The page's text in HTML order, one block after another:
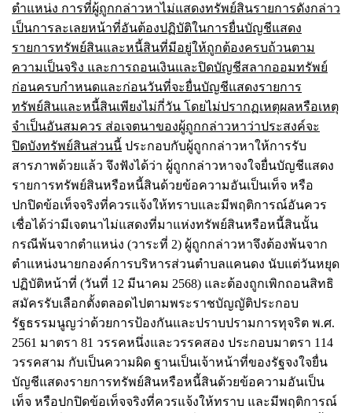
ตำแหน่ง การที่ผู้ถูกกล่าวหาไม่แสดงทรัพย์สินรายการดังกล่าว
เป็นการละเลยหน้าที่อันต้องปฏิบัติในการยื่นบัญชีแสดง
รายการทรัพย์สินและหนี้สินที่มีอยู่ให้ถูกต้องครบถ้วนตาม
ความเป็นจริง และการถอนเงินและปิดบัญชีสลากออมทรัพย์
ก่อนครบกำหนดและก่อนวันที่จะยื่นบัญชีแสดงรายการ
ทรัพย์สินและหนี้สินเพียงไม่กี่วัน โดยไม่ปรากฏเหตุผลหรือเหตุ
จำเป็นอันสมควร ส่อเจตนาของผู้ถูกกล่าวหาว่าประสงค์จะ
ปิดบังทรัพย์สินส่วนนี้ ประกอบกับผู้ถูกกล่าวหาให้การรับ
สารภาพด้วยแล้ว จึงฟังได้ว่า ผู้ถูกกล่าวหาจงใจยื่นบัญชีแสดง
รายการทรัพย์สินหรือหนี้สินด้วยข้อความอันเป็นเท็จ หรือ
ปกปิดข้อเท็จจริงที่ควรแจ้งให้ทราบและมีพฤติการณ์อันควร
เชื่อได้ว่ามีเจตนาไม่แสดงที่มาแห่งทรัพย์สินหรือหนี้สินนั้น
กรณีพ้นจากตำแหน่ง (วาระที่ 2) ผู้ถูกกล่าวหาจึงต้องพ้นจาก
ตำแหน่งนายกองค์การบริหารส่วนตำบลแคนดง นับแต่วันหยุด
ปฏิบัติหน้าที่ (วันที่ 12 มีนาคม 2568) และต้องถูกเพิกถอนสิทธิ
สมัครรับเลือกตั้งตลอดไปตามพระราชบัญญัติประกอบ
รัฐธรรมนูญว่าด้วยการป้องกันและปราบปรามการทุจริต พ.ศ.
2561 มาตรา 81 วรรคหนึ่งและวรรคสอง ประกอบมาตรา 114
วรรคสาม กับเป็นความผิด ฐานเป็นเจ้าหน้าที่ของรัฐจงใจยื่น
บัญชีแสดงรายการทรัพย์สินหรือหนี้สินด้วยข้อความอันเป็น
เท็จ หรือปกปิดข้อเท็จจริงที่ควรแจ้งให้ทราบ และมีพฤติการณ์